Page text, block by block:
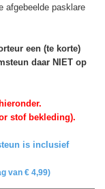
afgebeelde pasklare
een (te korte)
daar NIET op
stof bekleding).
is inclusief
van € 4,99)